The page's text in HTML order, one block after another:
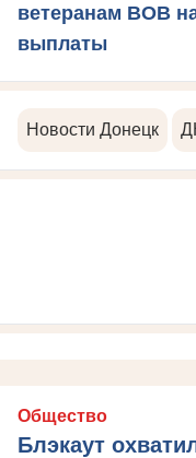
ветеранам ВОВ
выплаты
Новости Донецк
Общество
Блэкаут